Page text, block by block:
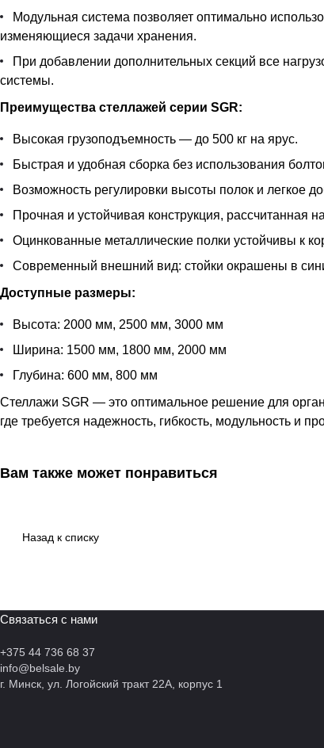
Модульная система позволяет оптимально
изменяющиеся задачи хранения.
При добавлении дополнительных секций все
системы.
Преимущества стеллажей серии SGR:
Высокая грузоподъемность — до 500 кг на ярус.
Быстрая и удобная сборка без использования
Возможность регулировки высоты полок и легкое
Прочная и устойчивая конструкция, рассчитанная
Оцинкованные металлические полки устойчивы к
Современный внешний вид: стойки окрашены в
Доступные размеры:
Высота: 2000 мм, 2500 мм, 3000 мм
Ширина: 1500 мм, 1800 мм, 2000 мм
Глубина: 600 мм, 800 мм
Стеллажи SGR — это оптимальное решение для
где требуется надежность, гибкость, модульность и
Вам также может понравиться
Назад к списку
Связаться с нами
+375 44 736 68 37
info@belsale.by
г. Минск, ул. Логойский тракт 22А, корпус 1